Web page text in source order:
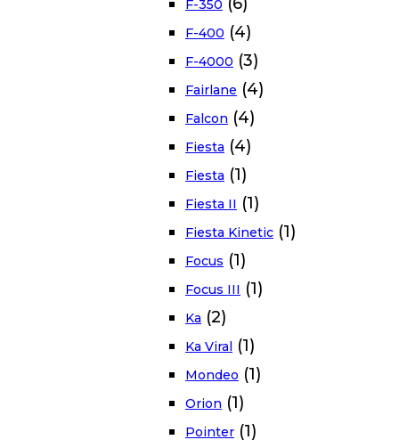
F-350
F-400 (4)
F-4000 (3)
Fairlane (4)
Falcon (4)
Fiesta (4)
Fiesta (1)
Fiesta II (1)
Fiesta Kinetic (1)
Focus (1)
Focus III (1)
Ka (2)
Ka Viral (1)
Mondeo (1)
Orion (1)
Pointer (1)